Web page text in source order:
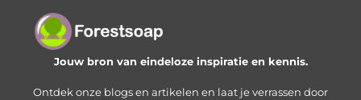
Jouw bron van eindeloze inspiratie en kennis.
Ontdek onze blogs en artikelen en laat je verrassen door